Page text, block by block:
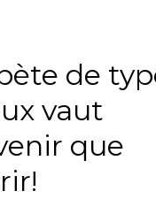
de
vaut
que